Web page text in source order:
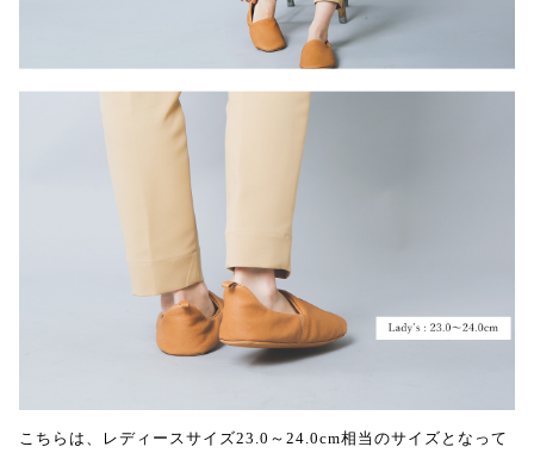
こちらは、レディースサイズ23.0～24.0cm相当のサイズとなって